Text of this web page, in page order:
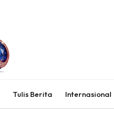
Tulis Berita Internasional